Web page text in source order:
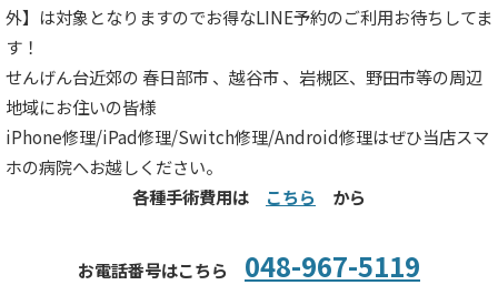
外】は対象となりますのでお得なLINE予約のご利用お待ちしてま
す！
せんげん台近郊の 春日部市 、越谷市 、岩槻区、野田市等の周辺
地域にお住いの皆様
iPhone修理/iPad修理/Switch修理/Android修理はぜひ当店スマ
ホの病院へお越しください。
各種手術費用は こちら から
お電話番号はこちら 048-967-5119